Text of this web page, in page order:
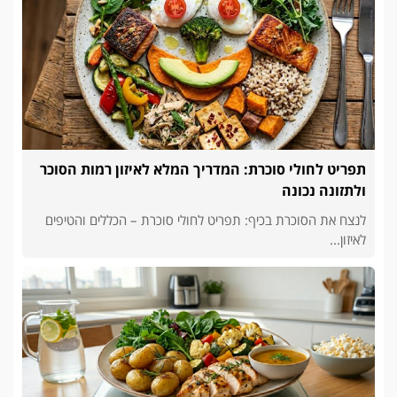
תפריט לחולי סוכרת: המדריך המלא לאיזון רמות הסוכר
ולתזונה נכונה
לנצח את הסוכרת בכיף: תפריט לחולי סוכרת – הכללים והטיפים
לאיזון...